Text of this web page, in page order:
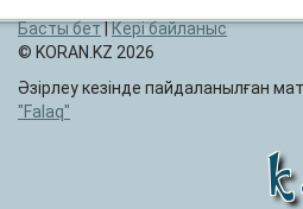
Басты бет|Кері байланыс
© KORAN.KZ 2026
Әзірлеу кезінде пайдаланылған
Falaq